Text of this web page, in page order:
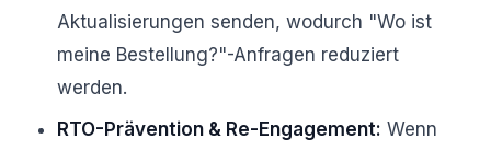
Aktualisierungen senden, wodurch "Wo ist
meine Bestellung?"-Anfragen reduziert
werden.
RTO-Prävention & Re-Engagement: Wenn